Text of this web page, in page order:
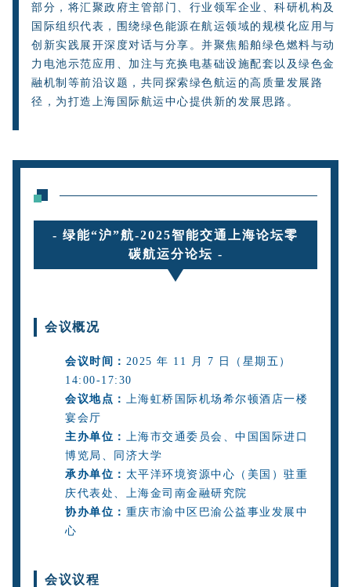
部分，将汇聚政府主管部门、行业领军企业、科研机构及
国际组织代表，围绕绿色能源在航运领域的规模化应用与
创新实践展开深度对话与分享。并聚焦船舶绿色燃料与动
力电池示范应用、加注与充换电基础设施配套以及绿色金
融机制等前沿议题，共同探索绿色航运的高质量发展路
径，为打造上海国际航运中心提供新的发展思路。
- 绿能“沪”航-2025智能交通上海论坛零
碳航运分论坛 -
会议概况
会议时间： 2025 年 11 月 7 日（星期五）
14:00-17:30
会议地点：
上海虹桥国际机场希尔顿酒店一楼
宴会厅
主办单位：
上海市交通委员会、中国国际进口
博览局、同济大学
承办单位： 太平洋环境资源中心（美国）驻重
庆代表处、上海金司南金融研究院
协办单位： 重庆市渝中区巴渝公益事业发展中
心
会议议程